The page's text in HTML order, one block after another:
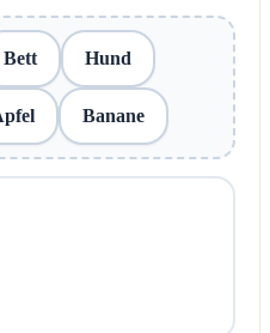
Bett Hund
Banane